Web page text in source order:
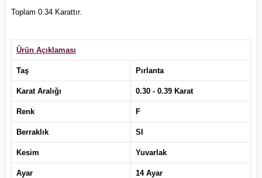
Toplam 0.34 Karattır.
Ürün Açıklaması
Taş Pırlanta
Karat Aralığı 0.30 - 0.39 Karat
Renk F
Berraklık SI
Kesim Yuvarlak
Ayar 14 Ayar